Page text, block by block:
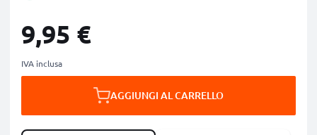
9,95 €
IVA inclusa
AGGIUNGI AL CARRELLO